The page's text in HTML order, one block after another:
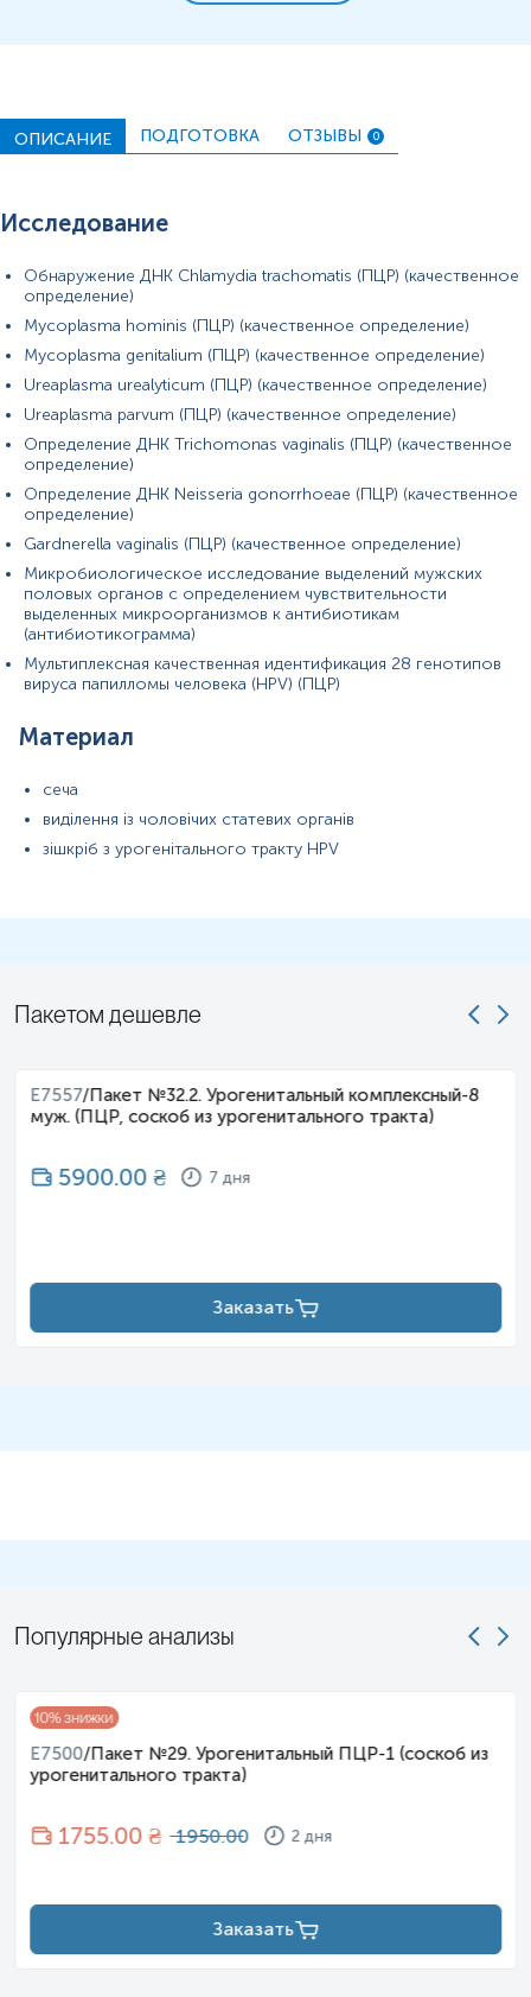
зішкріб з урогенітального тракту HPV
измерений могут изменяться в соответствии с
изменением тест-систем.
ОПИСАНИЕ ПОДГОТОВКА ОТЗЫВЫ 0
Исследование
Обнаружение ДНК Chlamydia trachomatis (ПЦР) (качественное
определение)
Mycoplasma hominis (ПЦР) (качественное определение)
Mycoplasma genitalium (ПЦР) (качественное определение)
Ureaplasma urealyticum (ПЦР) (качественное определение)
Ureaplasma parvum (ПЦР) (качественное определение)
Определение ДНК Trichomonas vaginalis (ПЦР) (качественное
определение)
Определение ДНК Neisseria gonorrhoeae (ПЦР) (качественное
определение)
Gardnerella vaginalis (ПЦР) (качественное определение)
Микробиологическое исследование выделений мужских
половых органов с определением чувствительности
выделенных микроорганизмов к антибиотикам
(антибиотикограмма)
Мультиплексная качественная идентификация 28 генотипов
вируса папилломы человека (HPV) (ПЦР)
Материал
сеча
виділення із чоловічих статевих органів
зішкріб з урогенітального тракту HPV
Пакетом дешевле
E7557/Пакет №32.2. Урогенитальный комплексный-8
муж. (ПЦР, соскоб из урогенитального тракта)
5900.00₴ 7 дня
Заказать
Популярные анализы
10% знижки
E7500/Пакет №29. Урогенитальный ПЦР-1 (соскоб из
урогенитального тракта)
1755.00 ₴ 1950.00 2 дня
Заказать